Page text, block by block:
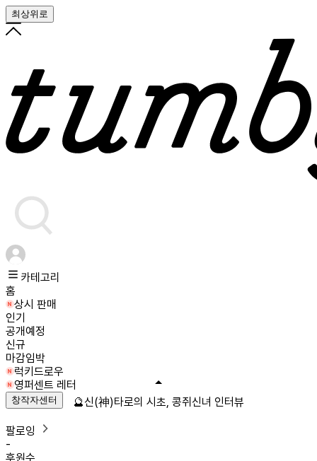
최상위로
카테고리
홈
상시 판매
인기
공개예정
신규
마감임박
럭키드로우
영퍼센트 레터
창작자센터
팔로잉
-
후원수
🔮신(神)타로의 시초, 콩쥐신녀 인터뷰